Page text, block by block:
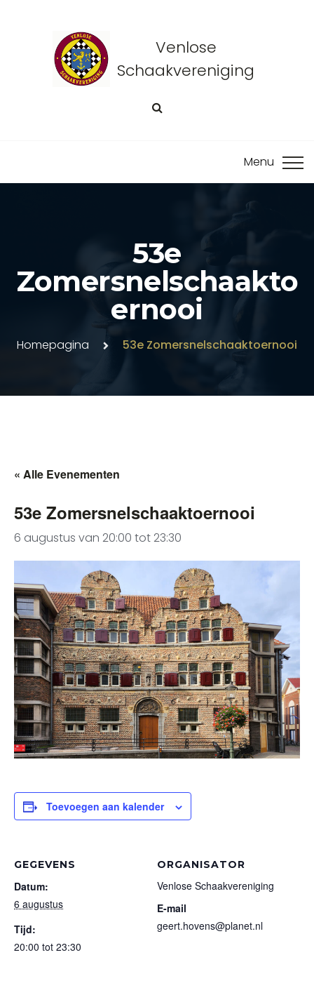
Venlose
Schaakvereniging
53e
Zomersnelschaakto
Ernooi
Homepagina 53e Zomersnelschaaktoernooi
« Alle Evenementen
53e Zomersnelschaaktoernooi
6 augustus van 20:00 tot 23:30
Toevoegen aan kalender
GEGEVENS
Datum:
6 augustus
Tijd:
20:00 tot 23:30
ORGANISATOR
Venlose Schaakvereniging
E-mail
geert.hovens@planet.nl